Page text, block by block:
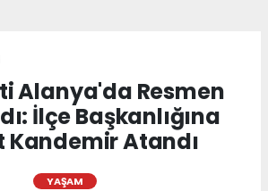
Alanya'da Resmen
İlçe Başkanlığına
Kandemir Atandı
YAŞAM